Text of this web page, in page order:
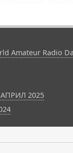
Amateur Radio
АПРИЛ 2025